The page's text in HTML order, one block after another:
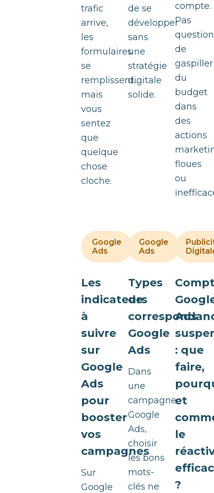
trafic
arrive,
les
formulaires
se
remplissent…
mais
vous
sentez
que
quelque
chose
cloche.
de se
développer
sans
une
stratégie
digitale
solide.
compte.
Pas
question
de
gaspiller
du
budget
dans
des
actions
floues
ou
Google
Ads
1/10/2025
Les
indicateurs
à
suivre
sur
Google
Ads
pour
booster
vos
campagnes
Sur
Google
Google
Ads
1/10/
Types
de
Google
Ads
Dans
une
campagne
Google
Ads,
choisir
les bons
mots-
clés ne
Ads
: que
faire,
et
le
?